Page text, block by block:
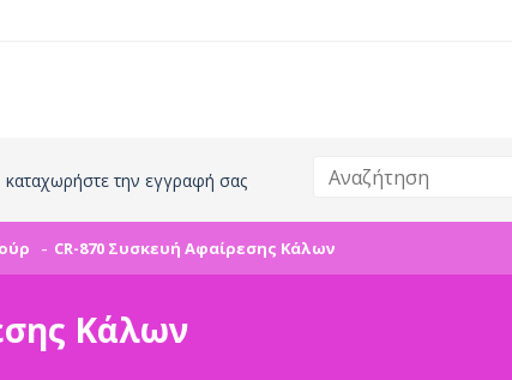
την εγγραφή σας
CR-870 Συσκευή Αφαίρεσης Κάλων
Κάλων